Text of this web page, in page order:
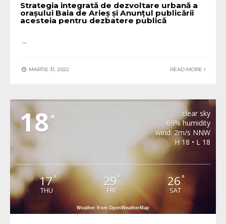
Strategia integrată de dezvoltare urbană a
oraşului Baia de Arieş şi Anunţul publicării
acesteia pentru dezbatere publică
...
MARTIE 31, 2022 READ MORE
18°
clear sky
69% humidity
wind: 2m/s NNW
H 18 • L 18
17°
THU
29°
FRI
26°
SAT
Weather from OpenWeatherMap